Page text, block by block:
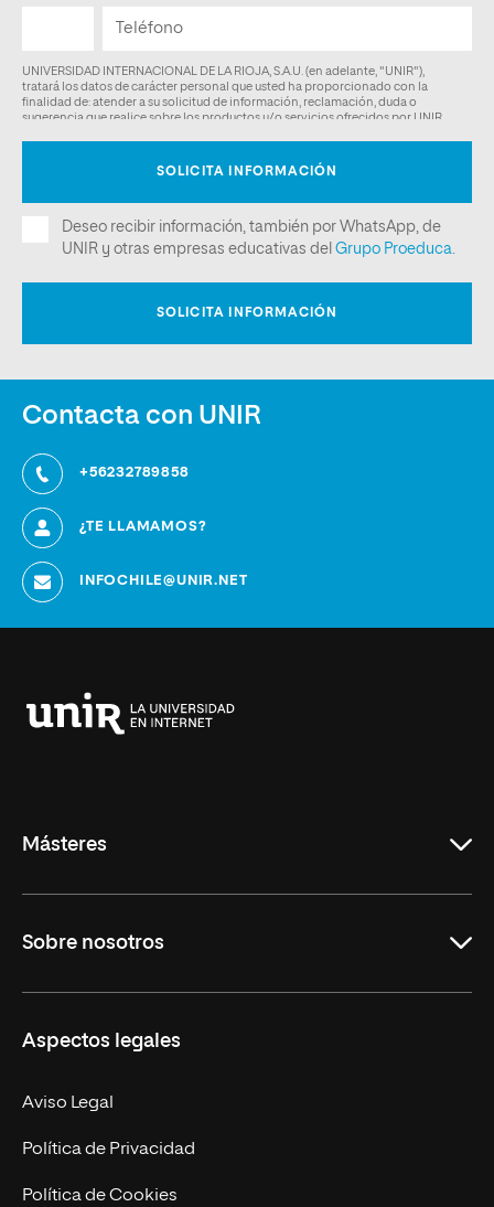
Contacta con UNIR
+56232789858
¿TE LLAMAMOS?
INFOCHILE@UNIR.NET
Másteres
Derecho
Empresa
MBA
Marketing y Comunicación
Ingeniería
Sobre nosotros
Nuestro Equipo
Contacto
Aspectos legales
Aviso Legal
Política de Privacidad
Política de Cookies